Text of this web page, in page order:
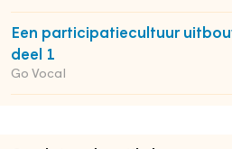
Een participatiecultuur
deel 1
Go Vocal